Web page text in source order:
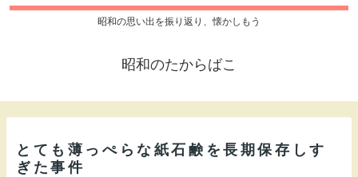
昭和の思い出を振り返り、懐かしもう
昭和のたからばこ
とても薄っぺらな紙石鹸を長期保存しす
ぎた事件